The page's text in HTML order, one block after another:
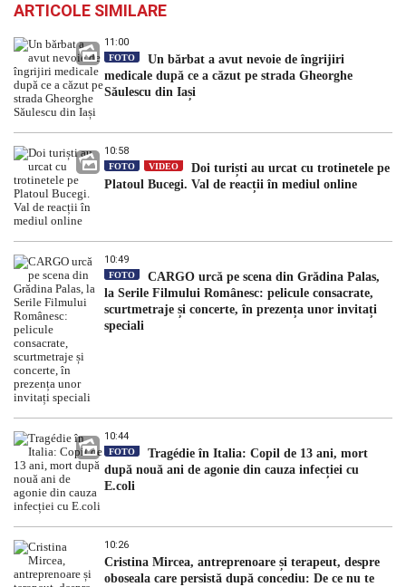
ARTICOLE SIMILARE
11:00
FOTO
Un bărbat a avut nevoie de îngrijiri
medicale după ce a căzut pe strada Gheorghe
Săulescu din Iași
10:58
FOTO VIDEO
Doi turiști au urcat cu trotinetele pe
Platoul Bucegi. Val de reacții în mediul online
10:49
FOTO
CARGO urcă pe scena din Grădina Palas,
la Serile Filmului Românesc: pelicule consacrate,
scurtmetraje și concerte, în prezența unor invitați
speciali
10:44
FOTO
Tragédie în Italia: Copil de 13 ani, mort
după nouă ani de agonie din cauza infecției cu
E.coli
10:26
Cristina Mircea, antreprenoare și terapeut, despre
oboseala care persistă după concediu: De ce nu te